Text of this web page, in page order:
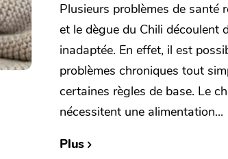
Plusieurs problèmes de santé
et le dègue du Chili découlent
inadaptée. En effet, il est
problèmes chroniques tout
certaines règles de base. Le
nécessitent une alimentation...
Plus